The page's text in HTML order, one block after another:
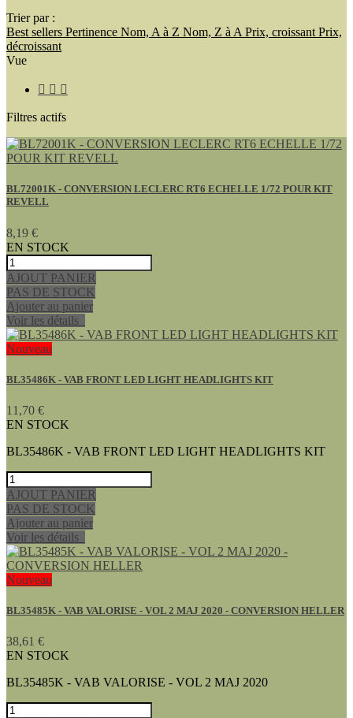
Trier par :
Best sellers Pertinence Nom, A à Z Nom, Z à A Prix, croissant Prix,
décroissant
Vue
  
Filtres actifs
BL72001K - CONVERSION LECLERC RT6 ECHELLE 1/72 POUR KIT
REVELL
8,19 €
EN STOCK
AJOUT PANIER
PAS DE STOCK
Ajouter au panier
Voir les détails
Nouveau
BL35486K - VAB FRONT LED LIGHT HEADLIGHTS KIT
11,70 €
EN STOCK
BL35486K - VAB FRONT LED LIGHT HEADLIGHTS KIT
AJOUT PANIER
PAS DE STOCK
Ajouter au panier
Voir les détails
Nouveau
BL35485K - VAB VALORISE - VOL 2 MAJ 2020 - CONVERSION HELLER
38,61 €
EN STOCK
BL35485K - VAB VALORISE - VOL 2 MAJ 2020